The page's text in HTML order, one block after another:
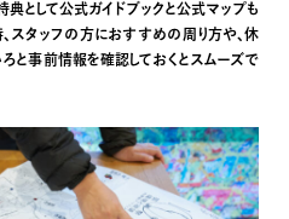
典として公式ガイドブックと公式マップも
、スタッフの方におすすめの周り方や、休
と事前情報を確認しておくとスムーズで